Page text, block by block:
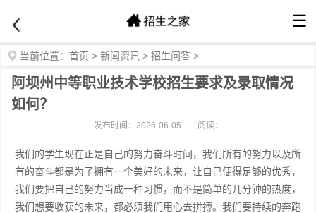
☰
当前位置： 首页 > 新闻资讯 > 招生问答 >
阿坝州中等职业技术学校招生要求及录取情况
如何？
发布时间：2026-06-05 阅读：
我们的学生现在正是自己的努力奋斗时间，我们所有的努力以及所
有的奋斗都是为了拥有一个美好的未来，让自己便得足够的优秀，
我们要把自己的努力当成一种习惯，而不是简单的几分钟的热度，
我们想要收获的未来，都必须我们用心去拼搏。我们要持续的奔跑